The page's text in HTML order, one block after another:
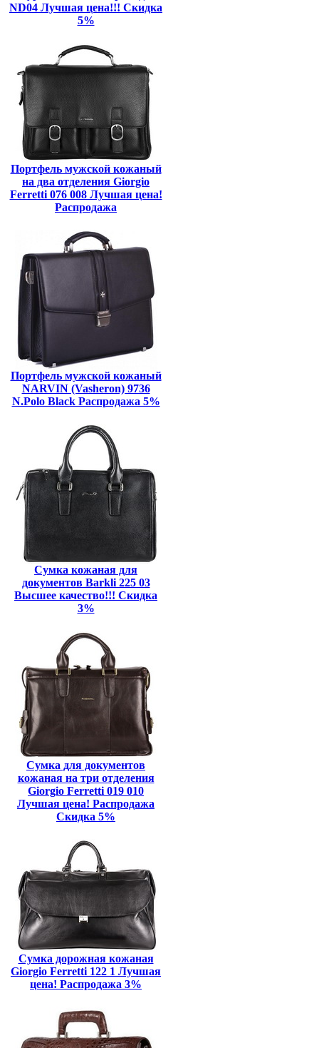
ND04 Лучшая цена!!! Скидка
5%
Портфель мужской кожаный
на два отделения Giorgio
Ferretti 076 008 Лучшая цена!
Распродажа
Портфель мужской кожаный
NARVIN (Vasheron) 9736
N.Polo Black Распродажа 5%
Сумка кожаная для
документов Barkli 225 03
Высшее качество!!! Скидка
3%
Сумка для документов
кожаная на три отделения
Giorgio Ferretti 019 010
Лучшая цена! Распродажа
Скидка 5%
Сумка дорожная кожаная
Giorgio Ferretti 122 1 Лучшая
цена! Распродажа 3%